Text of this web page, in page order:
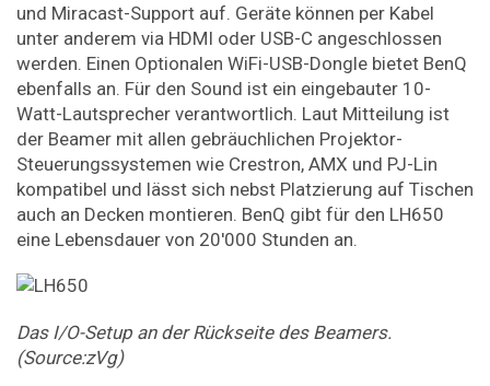
und Miracast-Support auf. Geräte können per Kabel
unter anderem via HDMI oder USB-C angeschlossen
werden. Einen Optionalen WiFi-USB-Dongle bietet BenQ
ebenfalls an. Für den Sound ist ein eingebauter 10-
Watt-Lautsprecher verantwortlich. Laut Mitteilung ist
der Beamer mit allen gebräuchlichen Projektor-
Steuerungssystemen wie Crestron, AMX und PJ-Lin
kompatibel und lässt sich nebst Platzierung auf Tischen
auch an Decken montieren. BenQ gibt für den LH650
eine Lebensdauer von 20'000 Stunden an.
Das I/O-Setup an der Rückseite des Beamers.
(Source:zVg)